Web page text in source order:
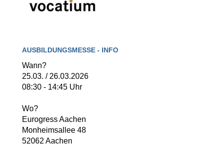
AUSBILDUNGSMESSE - INFO
Wann?
25.03. / 26.03.2026
08:30 - 14:45 Uhr
Wo?
Eurogress Aachen
Monheimsallee 48
52062 Aachen